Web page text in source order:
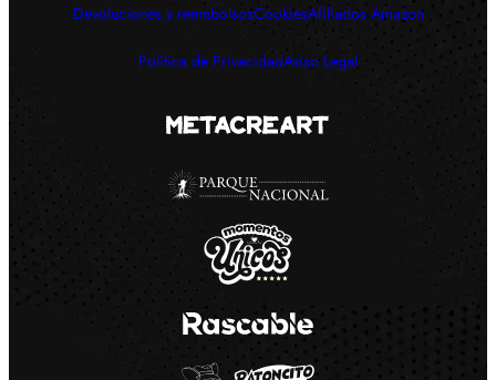
Devoluciones y reembolsosCookiesAfiliados Amazon
Política de PrivacidadAviso Legal